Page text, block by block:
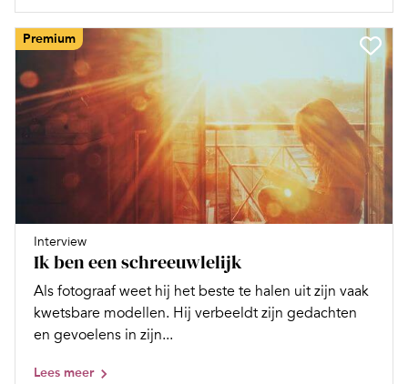
Premium
Interview
Ik ben een schreeuwlelijk
Als fotograaf weet hij het beste te halen uit zijn vaak
kwetsbare modellen. Hij verbeeldt zijn gedachten
en gevoelens in zijn...
Lees meer